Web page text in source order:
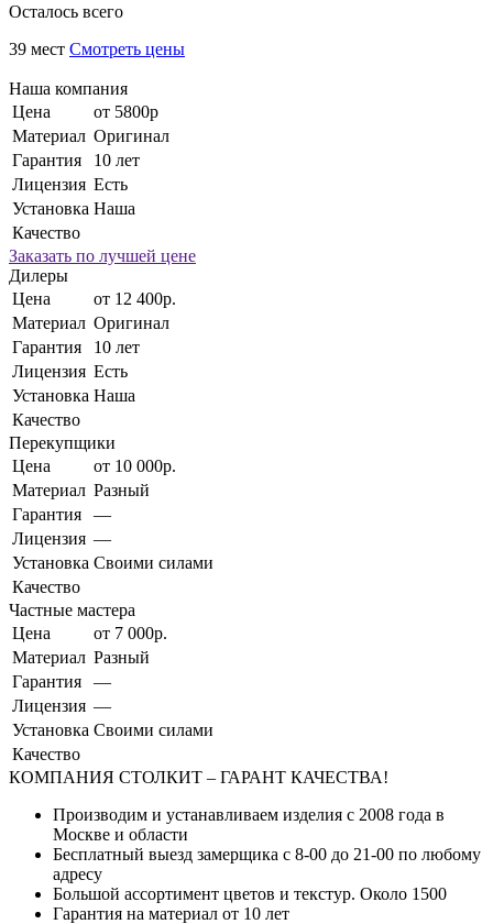
Осталось всего
39 мест Смотреть цены
Наша компания
Цена
от 5800р
Материал Оригинал
Гарантия
10 лет
Лицензия Есть
Установка Наша
Качество
Заказать по лучшей цене
Дилеры
Цена
от 12 400р.
Материал Оригинал
Гарантия
10 лет
Лицензия Есть
Установка Наша
Качество
Перекупщики
Цена
от 10 000р.
Материал Разный
Гарантия
—
Лицензия —
Установка Своими силами
Качество
Частные мастера
Цена
от 7 000р.
Материал Разный
Гарантия
—
Лицензия —
Установка Своими силами
Качество
КОМПАНИЯ СТОЛКИТ – ГАРАНТ КАЧЕСТВА!
Производим и устанавливаем изделия с 2008 года в
Москве и области
Бесплатный выезд замерщика с 8-00 до 21-00 по любому
адресу
Большой ассортимент цветов и текстур. Около 1500
Гарантия на материал от 10 лет